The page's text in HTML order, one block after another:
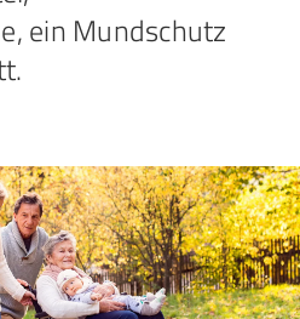
ein Mundschutz